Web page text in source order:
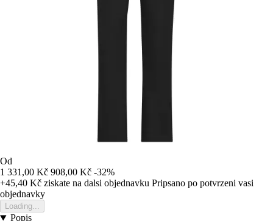
Od
1 331,00 Kč 908,00 Kč -32%
+45,40 Kč ziskate na dalsi objednavku Pripsano po potvrzeni vasi
objednavky
Loading...
Popis